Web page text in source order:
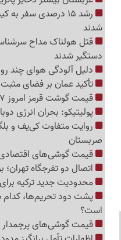
شدند
قتل هولناک مداح
دستگیر شدند
دلیل آلودگی هوای چند
تأکید عمان بر فضای
قیمت گوشت قرمز امروز 17 مرداد 1405 + جدول قیمت ها
پولیتیکو: بحران انرژی
روایت متفاوت کی‌یف و
صربستان
قیمت گوشی‌های اقتصادی امروز شنبه 17
اتصال دو تفرجگاه
محدودیت جدید ترکیه
پشت دود تحریم‌ها،
است؟
قیمت گوشی‌های پرچمدار امروز شنبه 17